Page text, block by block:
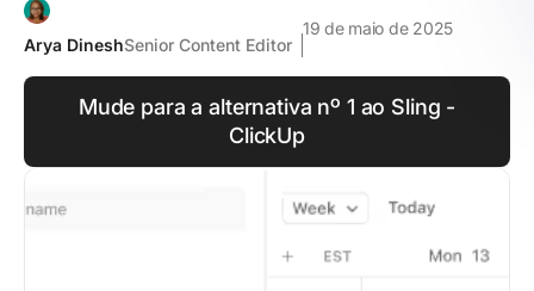
Arya DineshSenior Content Editor
19 de maio de 2025
Mude para a alternativa nº 1 ao Sling -
ClickUp